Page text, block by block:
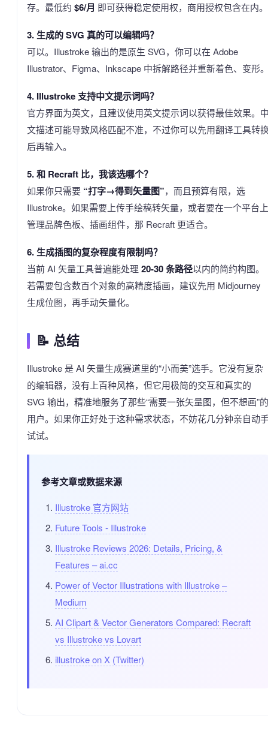
存。最低约 $6/月 即可获得稳定使用权，商用授权包含在内。
3. 生成的 SVG 真的可以编辑吗？
可以。Illustroke 输出的是原生 SVG，你可以在 Adobe
Illustrator、Figma、Inkscape 中拆解路径并重新着色、变形
4. Illustroke 支持中文提示词吗？
官方界面为英文，且建议使用英文提示词以获得最佳效果。
文描述可能导致风格匹配不准，不过你可以先用翻译工具转
后再输入。
5. 和 Recraft 比，我该选哪个？
如果你只需要 “打字→得到矢量图”，而且预算有限，选
Illustroke。如果需要上传手绘稿转矢量，或者要在一个平台上
管理品牌色板、插画组件，那 Recraft 更适合。
6. 生成插图的复杂程度有限制吗？
当前 AI 矢量工具普遍能处理 20-30 条路径以内的简约构图。
若需要包含数百个对象的高精度插画，建议先用 Midjourney
生成位图，再手动矢量化。
📝 总结
Illustroke 是 AI 矢量生成赛道里的“小而美”选手。它没有复杂
的编辑器，没有上百种风格，但它用极简的交互和真实的
SVG 输出，精准地服务了那些“需要一张矢量图，但不想画”的
用户。如果你正好处于这种需求状态，不妨花几分钟亲自动
试试。
参考文章或数据来源
Illustroke 官方网站
Future Tools - Illustroke
Illustroke Reviews 2026: Details, Pricing, &
Features – ai.cc
Power of Vector Illustrations with Illustroke –
Medium
AI Clipart & Vector Generators Compared: Recraft
vs Illustroke vs Lovart
illustroke on X (Twitter)